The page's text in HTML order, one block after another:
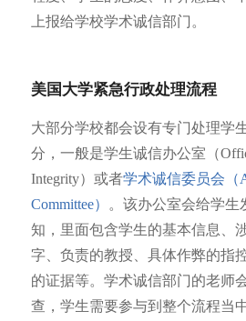
上报给学校学术诚信部门。
美国大学紧急行政处理流程
大部分学校都会设有专门处理学
分，一般是学生诚信办公室（
Integrity）或者学术诚信委员会（
Committee）
。该办公室会给学生
知，里面包含学生的基本信息、
字、负责的教授、具体作弊的指
的证据等。学术诚信部门的老师
查，学生需要参与到整个流程当中